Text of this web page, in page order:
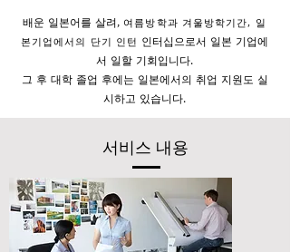
배운 일본어를 살려,
여름방학과 겨울방학기간, 일
본기업에서의 단기 인턴
인터십으로서 일본 기업에
서 일할 기회입니다.
그 후 대학 졸업 후에는 일본에서의 취업 지원도 실
시하고 있습니다.
서비스 내용